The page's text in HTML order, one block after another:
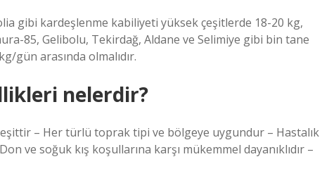
gibi kardeşlenme kabiliyeti yüksek çeşitlerde 18-20 kg,
85, Gelibolu, Tekirdağ, Aldane ve Selimiye gibi bin tane
gün arasında olmalıdır.
nelerdir?
– Her türlü toprak tipi ve bölgeye uygundur – Hastalık
ve soğuk kış koşullarına karşı mükemmel dayanıklıdır –